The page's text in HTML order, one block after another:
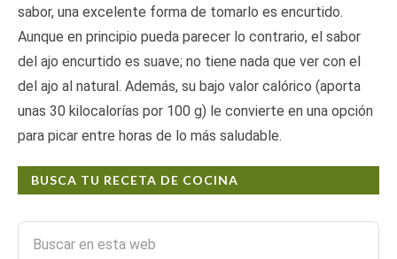
sabor, una excelente forma de tomarlo es encurtido.
Aunque en principio pueda parecer lo contrario, el sabor
del ajo encurtido es suave; no tiene nada que ver con el
del ajo al natural. Además, su bajo valor calórico (aporta
unas 30 kilocalorías por 100 g) le convierte en una opción
para picar entre horas de lo más saludable.
BUSCA TU RECETA DE COCINA